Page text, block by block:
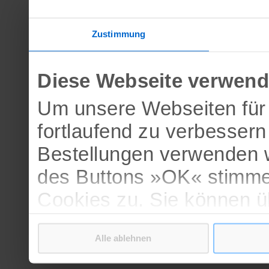
Zustimmung
Diese Webseite
Um unsere Webseiten
fortlaufend zu
Bestellungen
des Buttons »OK«
Cookies zu. Sie können
verschiedenen Cookies
bestätigen.
Alle ablehnen